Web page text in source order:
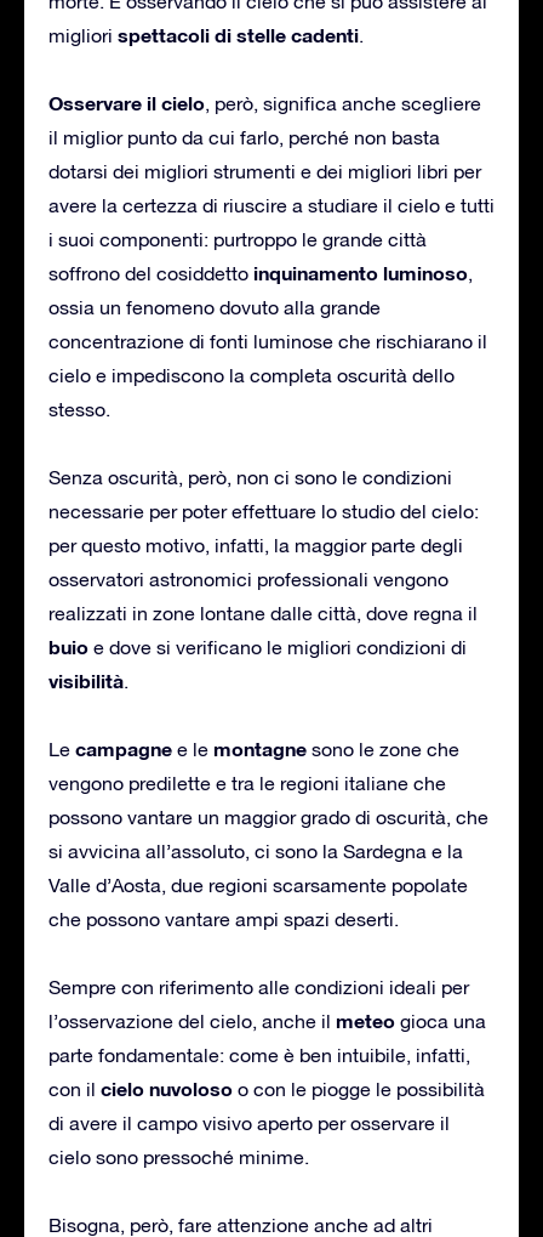
migliori spettacoli di stelle cadenti.
Osservare il cielo, però, significa anche scegliere
il miglior punto da cui farlo, perché non basta
dotarsi dei migliori strumenti e dei migliori libri per
avere la certezza di riuscire a studiare il cielo e tutti
i suoi componenti: purtroppo le grande città
soffrono del cosiddetto inquinamento luminoso,
ossia un fenomeno dovuto alla grande
concentrazione di fonti luminose che rischiarano il
cielo e impediscono la completa oscurità dello
stesso.
Senza oscurità, però, non ci sono le condizioni
necessarie per poter effettuare lo studio del cielo:
per questo motivo, infatti, la maggior parte degli
osservatori astronomici professionali vengono
realizzati in zone lontane dalle città, dove regna il
buio e dove si verificano le migliori condizioni di
visibilità.
Le campagne e le montagne sono le zone che
vengono predilette e tra le regioni italiane che
possono vantare un maggior grado di oscurità, che
si avvicina all’assoluto, ci sono la Sardegna e la
Valle d’Aosta, due regioni scarsamente popolate
che possono vantare ampi spazi deserti.
Sempre con riferimento alle condizioni ideali per
l’osservazione del cielo, anche il meteo gioca una
parte fondamentale: come è ben intuibile, infatti,
con il cielo nuvoloso o con le piogge le possibilità
di avere il campo visivo aperto per osservare il
cielo sono pressoché minime.
Bisogna, però, fare attenzione anche ad altri